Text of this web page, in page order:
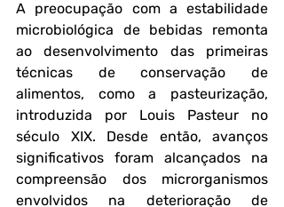
A preocupação com a estabilidade
microbiológica de bebidas remonta
ao desenvolvimento das primeiras
técnicas de conservação de
alimentos, como a pasteurização,
introduzida por Louis Pasteur no
século XIX. Desde então, avanços
significativos foram alcançados na
compreensão dos microrganismos
envolvidos na deterioração de